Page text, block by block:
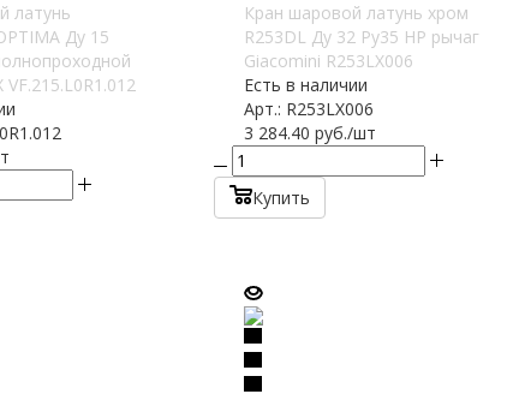
латунь
Ду 15
VF.215.L0R1.012
Кран шаровой латунь хром
R253DL Ду 32 Ру35 НР рычаг
Giacomini R253LX006
Есть в наличии
Арт.: R253LX006
3 284.40 руб./шт
Купить